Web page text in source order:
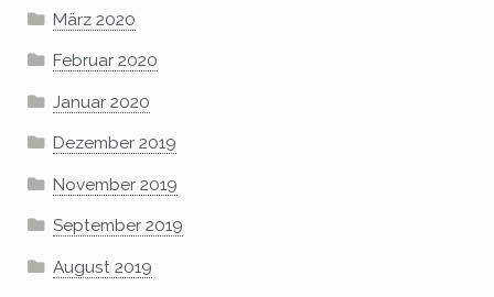
März 2020
Februar 2020
Januar 2020
Dezember 2019
November 2019
September 2019
August 2019